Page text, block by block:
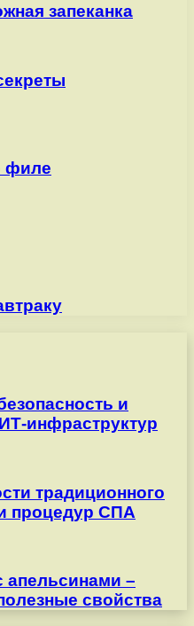
запеканка
филе
и
инфраструктур
традиционного
процедур СПА
апельсинами –
свойства